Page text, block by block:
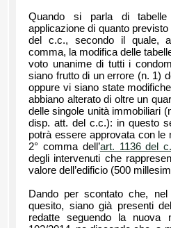
Quando si parla di
applicazione di quanto previsto
del c.c., secondo il quale,
comma, la modifica delle
voto unanime di tutti i
siano frutto di un errore (n. 1)
oppure vi siano state
abbiano alterato di oltre un
delle singole unità immobiliari
disp. att. del c.c.): in questo
potrà essere approvata con le
2° comma dell’art. 1136 del
degli intervenuti che
valore dell’edificio (500
Dando per scontato che, nel
quesito, siano già presenti
redatte seguendo la nuova